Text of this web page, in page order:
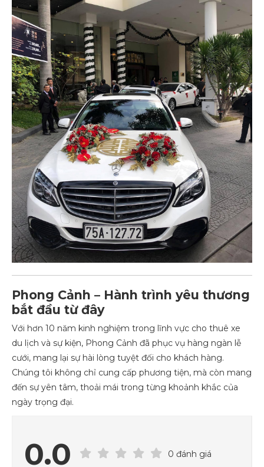
Phong Cảnh – Hành trình yêu thương
bắt đầu từ đây
Với hơn 10 năm kinh nghiệm trong lĩnh vực cho thuê xe
du lịch và sự kiện, Phong Cảnh đã phục vụ hàng ngàn lễ
cưới, mang lại sự hài lòng tuyệt đối cho khách hàng.
Chúng tôi không chỉ cung cấp phương tiện, mà còn mang
đến sự yên tâm, thoải mái trong từng khoảnh khắc của
ngày trọng đại.
0.0 0 đánh giá